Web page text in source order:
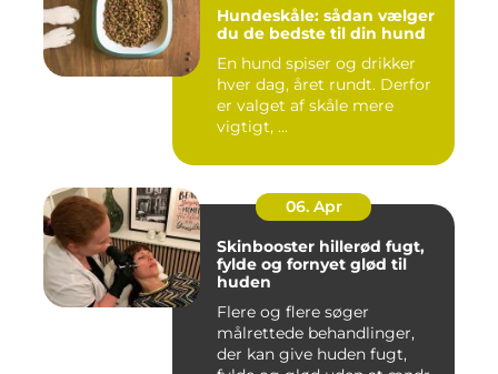
Hundeskåle: sådan vælger
du de bedste til din hund
En hund spiser og drikker
hver dag, året rundt. Derfor
er valget af skåle mere
vigtigt, ...
06. Apr
Skinbooster hillerød fugt,
fylde og fornyet glød til
huden
Flere og flere søger
målrettede behandlinger,
der kan give huden fugt,